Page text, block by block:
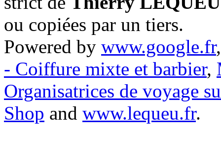
ou copiées par un tiers.
Powered by www.google.fr
- Coiffure mixte et barbier,
Organisatrices de voyage
Shop and www.lequeu.fr.